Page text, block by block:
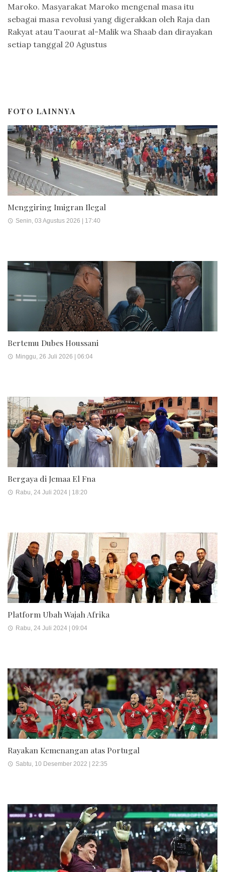
Maroko. Masyarakat Maroko mengenal masa itu
sebagai masa revolusi yang digerakkan oleh Raja dan
Rakyat atau Taourat al-Malik wa Shaab dan dirayakan
setiap tanggal 20 Agustus
FOTO LAINNYA
Menggiring Imigran Ilegal
Senin, 03 Agustus 2026 | 17:40
Bertemu Dubes Houssani
Minggu, 26 Juli 2026 | 06:04
Bergaya di Jemaa El Fna
Rabu, 24 Juli 2024 | 18:20
Platform Ubah Wajah Afrika
Rabu, 24 Juli 2024 | 09:04
Rayakan Kemenangan atas Portugal
Sabtu, 10 Desember 2022 | 22:35